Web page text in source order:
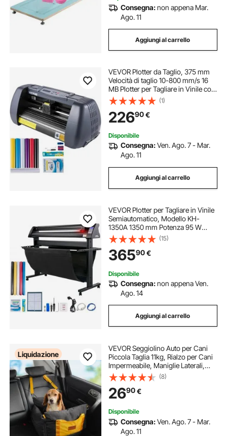
Consegna:non appena Mar.
Ago. 11
Aggiungi al carrello
VEVOR Plotter da Taglio, 375 mm
Velocità di taglio 10-800 mm/s 16
MB Plotter per Tagliare in Vinile con
Software per Tagliare Vinile Adesivo
e Decalcomania, Carta per Album,
Cartoncino e Vari Supporti
(1)
22690€
Disponibile
Consegna:Ven. Ago. 7 - Mar.
Ago. 11
Aggiungi al carrello
VEVOR Plotter per Tagliare in Vinile
Semiautomatico, Modello KH-
1350A 1350 mm Potenza 95 W
Taglierina per Plotter Vinile
Signmaster per Adesivi per Auto,
Segnali Stradali, Palloncini, Caschi,
ecc.
(15)
36590€
Disponibile
Consegna:non appena Ven.
Ago. 14
Aggiungi al carrello
Liquidazione
VEVOR Seggiolino Auto per Cani
Piccola Taglia 11kg, Rialzo per Cani
Impermeabile, Maniglie Laterali,
Tasca Portaoggetti, Guinzaglio con
Clip, Imbottitura in Cotone PP,
Cuccia per Animali Domestici
(8)
2690€
Disponibile
Consegna:Ven. Ago. 7 - Mar.
Ago. 11